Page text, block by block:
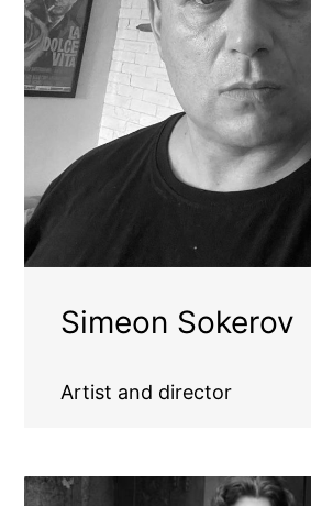
Simeon Sokerov
Artist and director